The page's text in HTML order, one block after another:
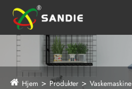
Hjem Produkter
Vaskemaskine